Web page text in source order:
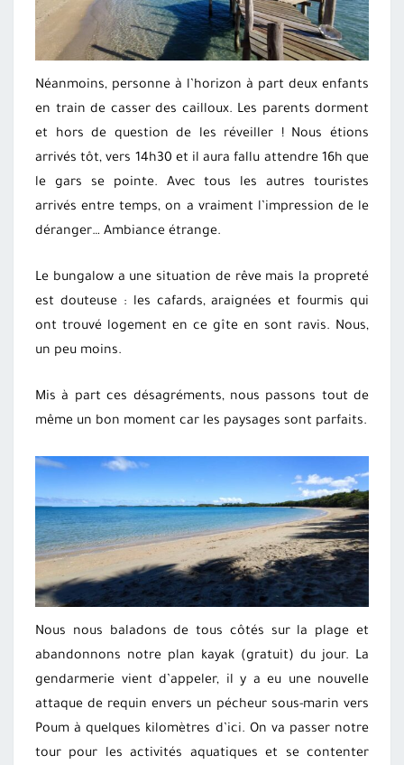
Néanmoins, personne à l’horizon à part deux enfants
en train de casser des cailloux. Les parents dorment
et hors de question de les réveiller ! Nous étions
arrivés tôt, vers 14h30 et il aura fallu attendre 16h que
le gars se pointe. Avec tous les autres touristes
arrivés entre temps, on a vraiment l’impression de le
déranger… Ambiance étrange.
Le bungalow a une situation de rêve mais la propreté
est douteuse : les cafards, araignées et fourmis qui
ont trouvé logement en ce gîte en sont ravis. Nous,
un peu moins.
Mis à part ces désagréments, nous passons tout de
même un bon moment car les paysages sont parfaits.
Nous nous baladons de tous côtés sur la plage et
abandonnons notre plan kayak (gratuit) du jour. La
gendarmerie vient d’appeler, il y a eu une nouvelle
attaque de requin envers un pécheur sous-marin vers
Poum à quelques kilomètres d’ici. On va passer notre
tour pour les activités aquatiques et se contenter